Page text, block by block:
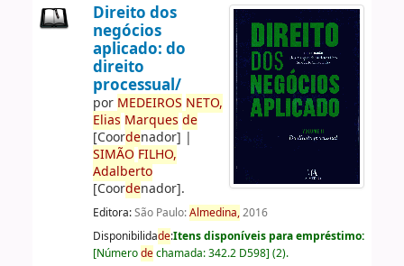
Direito dos
negócios
aplicado: do
direito
processual/
por MEDEIROS NETO,
Elias Marques de
[Coordenador] |
SIMÃO FILHO,
Adalberto
[Coordenador].
Editora:São Paulo:Almedina,2016
Disponibilidade:Itens disponíveis para empréstimo:
[Númerodechamada:342.2 D598] (2).